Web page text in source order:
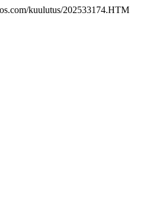
kuulutus/202533174.HTM